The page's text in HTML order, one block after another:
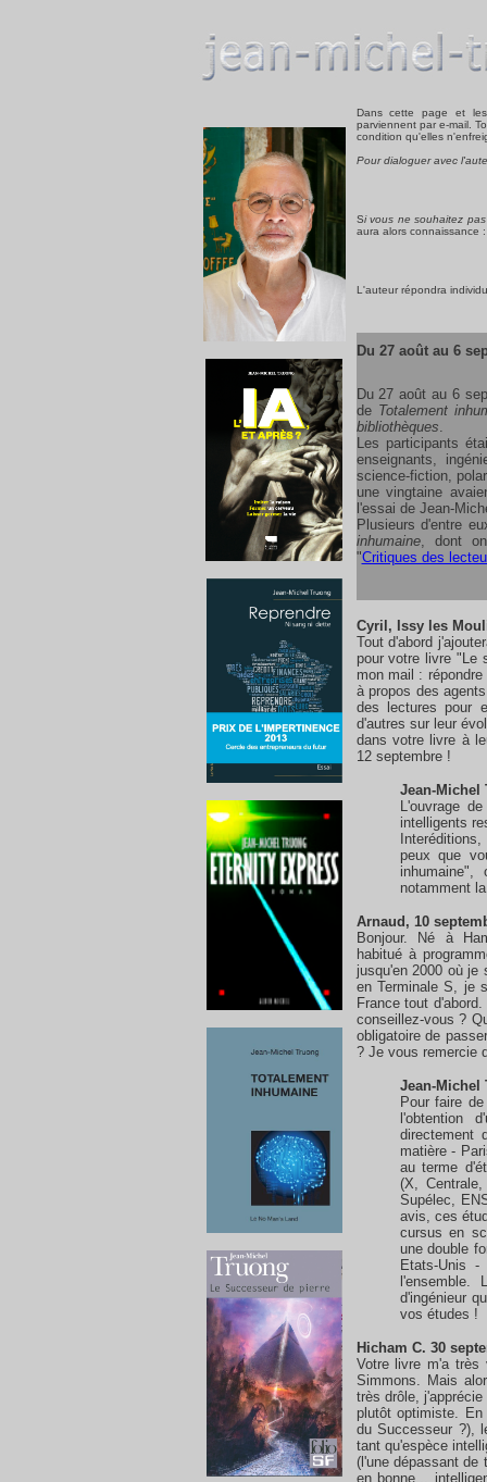
Dans cette page et
parviennent par e-mail.
condition qu'elles
Pour dialoguer avec
Si vous ne souhaitez
aura alors connaissance :
L'auteur répondra
Du 27 août au 6
Du 27 août au 6
de Totalement
bibliothèques.
Les participants
enseignants,
science-fiction,
une vingtaine
l'essai de Jean-
Plusieurs d'entre
inhumaine, dont
"Critiques des
Cyril , Issy les
Tout d'abord
pour votre livre "Le
mon mail :
à propos des
des lectures pour
d'autres sur leur
dans votre livre à
12 septembre !
Jean-Michel
L'ouvrage
intelligents
peux que
inhumaine",
notamment
Arnaud, 10
Bonjour. Né à
habitué à
jusqu'en 2000 où je
en Terminale S, je
France tout
conseillez-vous ?
obligatoire de
? Je vous remercie
Jean-Michel
Pour faire
l'obtention
directement
matière -
au terme
(X,
Supélec,
avis, ces
cursus en
une double
Etats-Unis -
l'ensemble.
d'ingénieur
vos études !
Hicham C. 30
Votre livre m'a très
Simmons. Mais
très drôle,
plutôt optimiste. En
du Successeur ?),
tant qu'espèce
(l'une dépassant de
en bonne...